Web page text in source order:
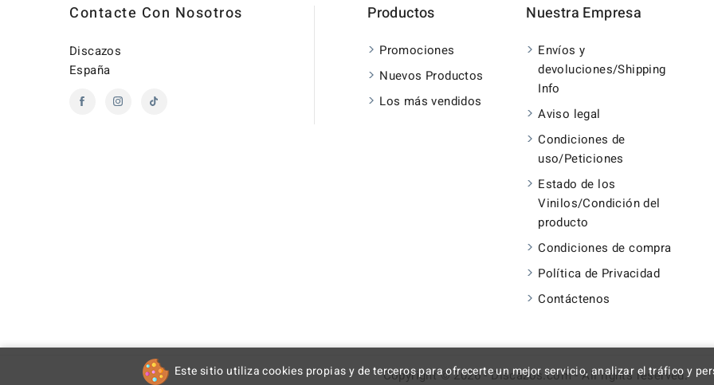
Contacte Con Nosotros
Discazos
España
Productos
Promociones
Nuevos Productos
Los más vendidos
Nuestra Empresa
Envíos y
devoluciones/Shipping
Info
Aviso legal
Condiciones de
uso/Peticiones
Estado de los
Vinilos/Condición del
producto
Condiciones de compra
Política de Privacidad
Contáctenos
Este sitio utiliza cookies propias y de terceros para ofrecerte un mejor servicio, analizar el tráfico y
Copyright © 2026 - Discazos.com - All rights reserved.